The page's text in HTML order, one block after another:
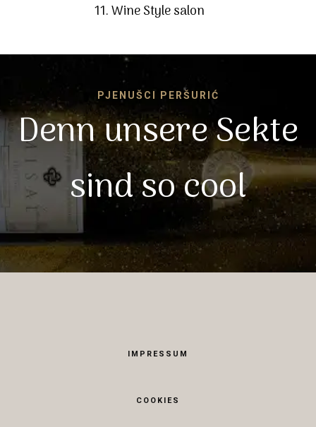
11. Wine Style salon
PJENUŠCI PERŠURIĆ
Denn unsere Sekte
sind so cool
IMPRESSUM
COOKIES